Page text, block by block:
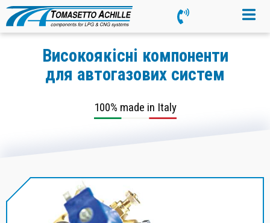
Високоякісні компоненти
для автогазових систем
100% made in Italy